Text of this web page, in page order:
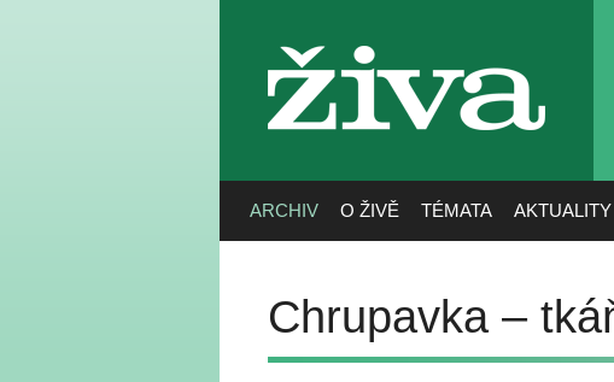
živa
ARCHIV O ŽIVĚ TÉMATA AKTUALITY
Chrupavka –